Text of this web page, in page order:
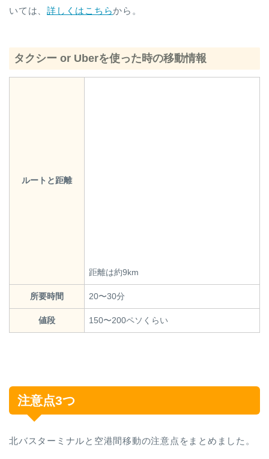
いては、詳しくはこちらから。
タクシー or Uberを使った時の移動情報
ルートと距離
距離は約9km
所要時間 20〜30分
値段 150〜200ペソくらい
注意点3つ
北バスターミナルと空港間移動の注意点をまとめました。